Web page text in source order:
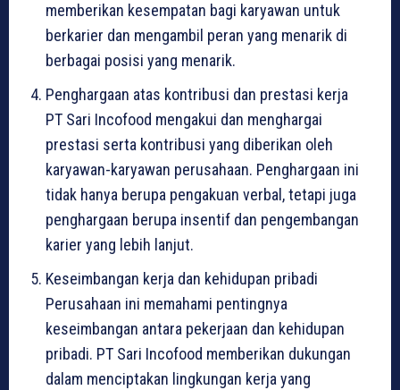
memberikan kesempatan bagi karyawan untuk
berkarier dan mengambil peran yang menarik di
berbagai posisi yang menarik.
Penghargaan atas kontribusi dan prestasi kerja
PT Sari Incofood mengakui dan menghargai
prestasi serta kontribusi yang diberikan oleh
karyawan-karyawan perusahaan. Penghargaan ini
tidak hanya berupa pengakuan verbal, tetapi juga
penghargaan berupa insentif dan pengembangan
karier yang lebih lanjut.
Keseimbangan kerja dan kehidupan pribadi
Perusahaan ini memahami pentingnya
keseimbangan antara pekerjaan dan kehidupan
pribadi. PT Sari Incofood memberikan dukungan
dalam menciptakan lingkungan kerja yang